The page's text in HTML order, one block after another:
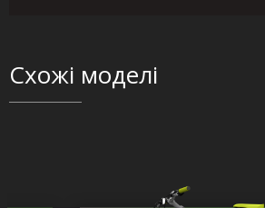
Схожі моделі